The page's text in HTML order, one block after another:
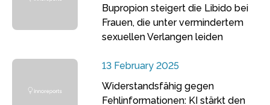
Bupropion steigert die Libido bei
Frauen, die unter vermindertem
sexuellen Verlangen leiden
13 February 2025
Widerstandsfähig gegen
Fehlinformationen: KI stärkt den